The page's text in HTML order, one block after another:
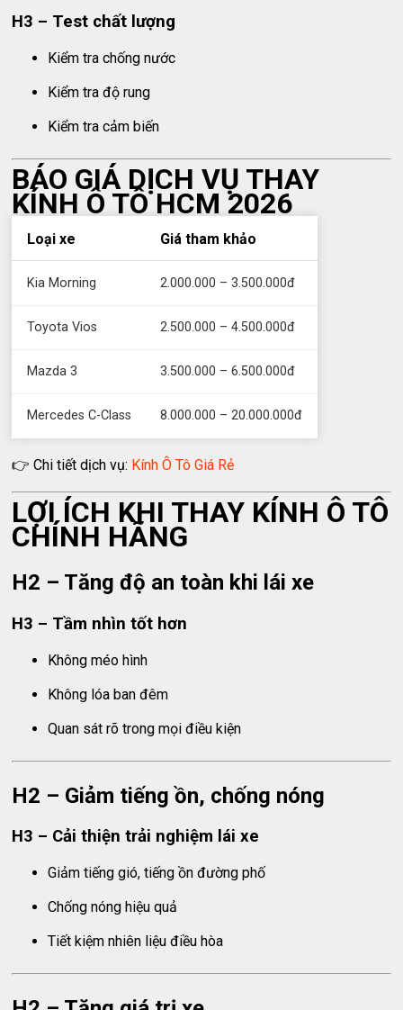
H3 – Test chất lượng
Kiểm tra chống nước
Kiểm tra độ rung
Kiểm tra cảm biến
BÁO GIÁ DỊCH VỤ THAY
KÍNH Ô TÔ HCM 2026
Loại xe Giá tham khảo
Kia Morning 2.000.000 – 3.500.000đ
Toyota Vios 2.500.000 – 4.500.000đ
Mazda 3 3.500.000 – 6.500.000đ
Mercedes C-Class 8.000.000 – 20.000.000đ
👉 Chi tiết dịch vụ: Kính Ô Tô Giá Rẻ
LỢI ÍCH KHI THAY KÍNH Ô TÔ
CHÍNH HÃNG
H2 – Tăng độ an toàn khi lái xe
H3 – Tầm nhìn tốt hơn
Không méo hình
Không lóa ban đêm
Quan sát rõ trong mọi điều kiện
H2 – Giảm tiếng ồn, chống nóng
H3 – Cải thiện trải nghiệm lái xe
Giảm tiếng gió, tiếng ồn đường phố
Chống nóng hiệu quả
Tiết kiệm nhiên liệu điều hòa